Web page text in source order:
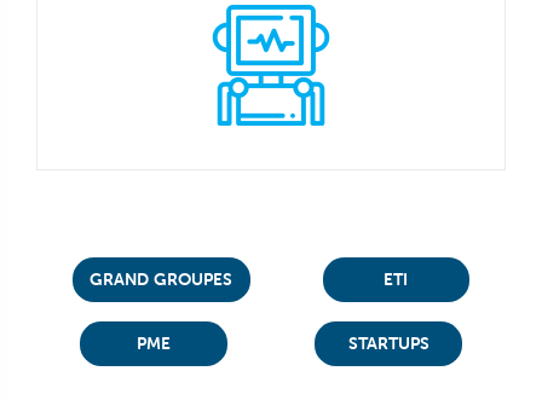
GRAND GROUPES ETI
PME STARTUPS